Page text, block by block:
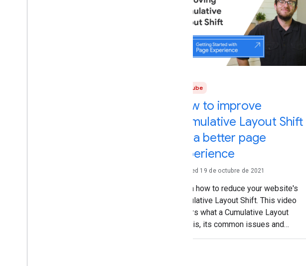
YouTube
How to improve
Cumulative Layout Shift
for a better page
experience
Updated 19 de octubre de 2021
Learn how to reduce your website's
Cumulative Layout Shift. This video
covers what a Cumulative Layout
Shift is, its common issues and
solutions, how to measure it, and